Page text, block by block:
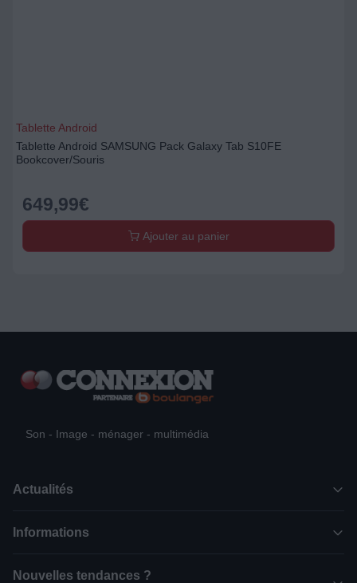
Tablette Android
Tablette Android SAMSUNG Pack Galaxy Tab S10FE
Bookcover/Souris
649,99€
Ajouter au panier
Son - Image - ménager - multimédia
Actualités
Informations
Nouvelles tendances ?